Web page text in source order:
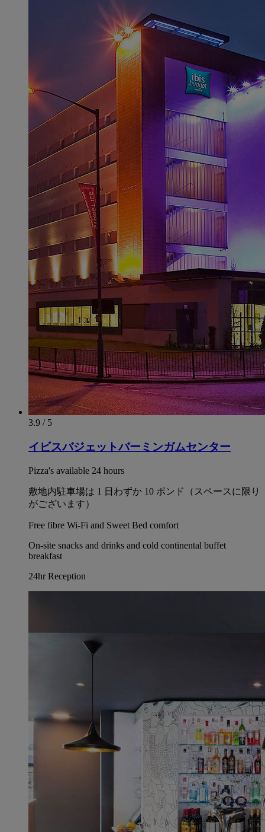
3.9 / 5
イビスバジェットバーミンガムセンター
Pizza's available 24 hours
敷地内駐車場は 1 日わずか 10 ポンド（スペースに限り
がございます）
Free fibre Wi-Fi and Sweet Bed comfort
On-site snacks and drinks and cold continental buffet
breakfast
24hr Reception